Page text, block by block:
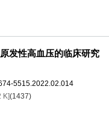
发性高血压的临床研究
5515.2022.02.014
K](1437)